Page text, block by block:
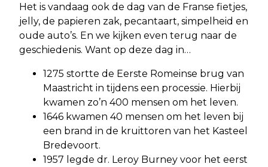
Het is vandaag ook de dag van de Franse fietjes,
jelly, de papieren zak, pecantaart, simpelheid en
oude auto’s. En we kijken even terug naar de
geschiedenis. Want op deze dag in…
1275 stortte de Eerste Romeinse brug van
Maastricht in tijdens een processie. Hierbij
kwamen zo’n 400 mensen om het leven.
1646 kwamen 40 mensen om het leven bij
een brand in de kruittoren van het Kasteel
Bredevoort.
1957 legde dr. Leroy Burney voor het eerst